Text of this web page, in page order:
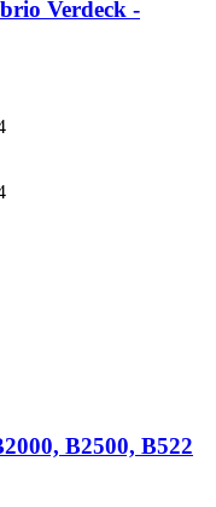
Verdeck -
B2500, B522